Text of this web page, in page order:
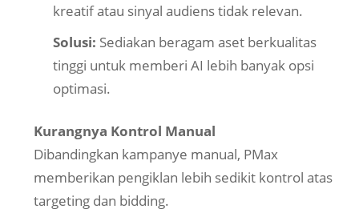
kreatif atau sinyal audiens tidak relevan.
Solusi: Sediakan beragam aset berkualitas
tinggi untuk memberi AI lebih banyak opsi
optimasi.
Kurangnya Kontrol Manual
Dibandingkan kampanye manual, PMax
memberikan pengiklan lebih sedikit kontrol atas
targeting dan bidding.